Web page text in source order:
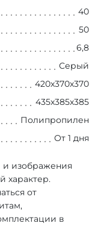
40
50
6,8
Серый
420х370х370
435х385х385
Полипропилен
От 1 дня
и изображения
характер.
от
в